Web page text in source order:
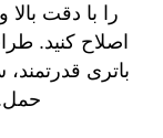
را با دقت بالا
اصلاح کنید.
باتری